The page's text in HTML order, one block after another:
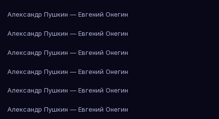
Александр Пушкин — Евгений Онегин
Александр Пушкин — Евгений Онегин
Александр Пушкин — Евгений Онегин
Александр Пушкин — Евгений Онегин
Александр Пушкин — Евгений Онегин
Александр Пушкин — Евгений Онегин